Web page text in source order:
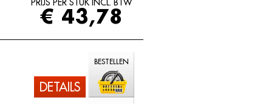
PRIJS PER STUK INCL. BTW
€ 43,78
DETAILS
BESTELLEN